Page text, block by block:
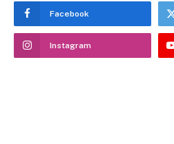
Facebook
Instagram